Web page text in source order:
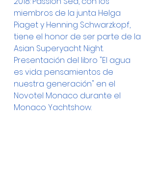
miembros de la junta Helga
Piaget y Henning Schwarzkopf,
tiene el honor de ser parte de la
Asian Superyacht Night.
Presentación del libro "El agua
es vida: pensamientos de
nuestra generación" en el
Novotel Monaco durante el
Monaco Yachtshow.